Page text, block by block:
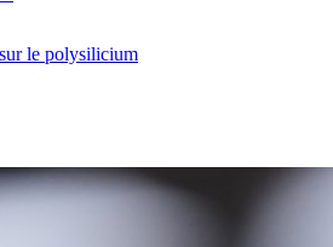
le polysilicium